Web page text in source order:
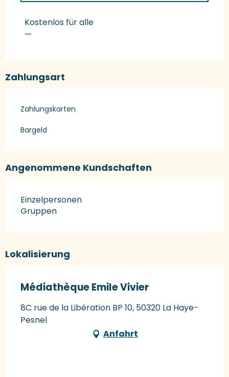
Preise 2027
Kostenlos für alle
—
Zahlungsart
Zahlungskarten
Bargeld
Angenommene Kundschaften
Einzelpersonen
Gruppen
Lokalisierung
Médiathèque Emile Vivier
8C rue de la Libération BP 10, 50320 La Haye-
Pesnel
Anfahrt